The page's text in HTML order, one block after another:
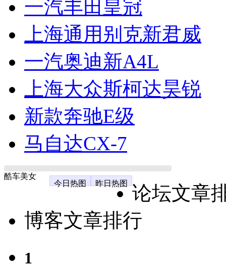
一汽丰田皇冠
上海通用别克新君威
一汽奥迪新A4L
上海大众斯柯达昊锐
新款奔驰E级
马自达CX-7
酷车美女
今日热图
昨日热图
论坛文章
博客文章排行
1